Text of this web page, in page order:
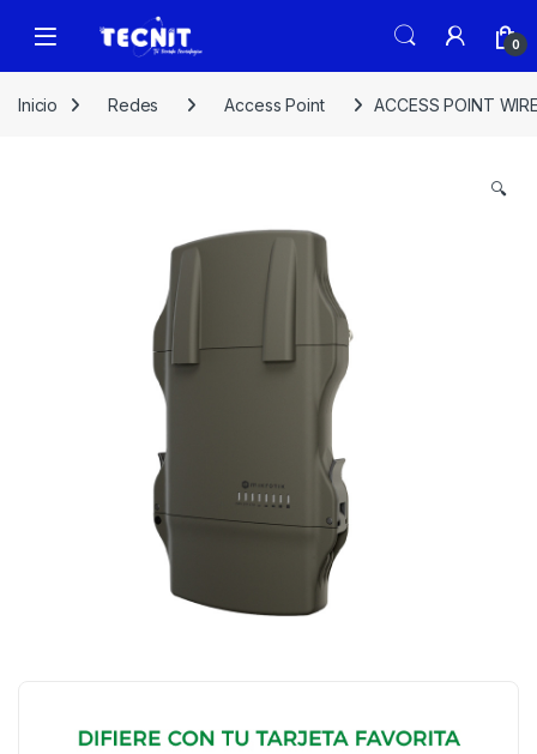
0
Inicio Redes Access Point ACCESS POINT
🔍